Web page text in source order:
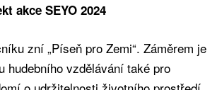
akce SEYO 2024
zní „Píseň pro Zemi“. Záměrem je
hudebního vzdělávání také pro